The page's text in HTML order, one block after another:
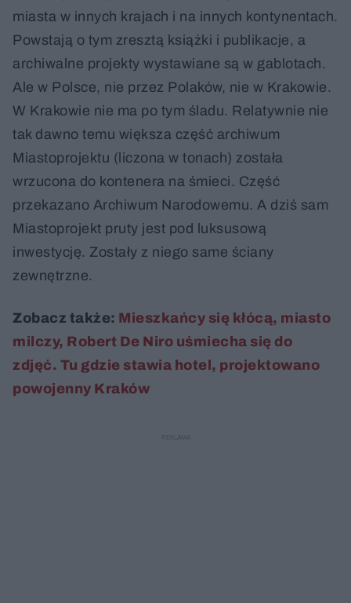
miasta w innych krajach i na innych kontynentach.
Powstają o tym zresztą książki i publikacje, a
archiwalne projekty wystawiane są w gablotach.
Ale w Polsce, nie przez Polaków, nie w Krakowie.
W Krakowie nie ma po tym śladu. Relatywnie nie
tak dawno temu większa część archiwum
Miastoprojektu (liczona w tonach) została
wrzucona do kontenera na śmieci. Część
przekazano Archiwum Narodowemu. A dziś sam
Miastoprojekt pruty jest pod luksusową
inwestycję. Zostały z niego same ściany
zewnętrzne.
Zobacz także: Mieszkańcy się kłócą, miasto
milczy, Robert De Niro uśmiecha się do
zdjęć. Tu gdzie stawia hotel, projektowano
powojenny Kraków